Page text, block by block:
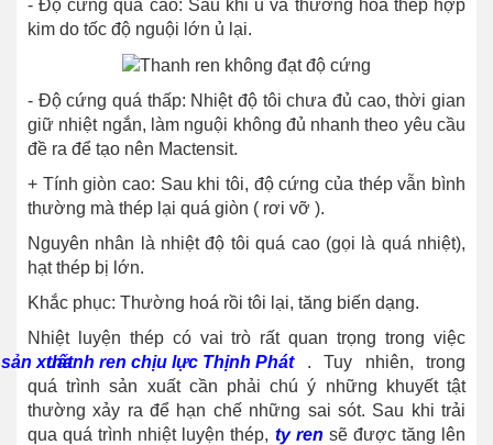
- Độ cứng quá cao: Sau khi ủ và thường hoá thép hợp
kim do tốc độ nguội lớn ủ lại.
- Độ cứng quá thấp: Nhiệt độ tôi chưa đủ cao, thời gian
giữ nhiệt ngắn, làm nguội không đủ nhanh theo yêu cầu
đề ra để tạo nên Mactensit.
+ Tính giòn cao: Sau khi tôi, độ cứng của thép vẫn bình
thường mà thép lại quá giòn ( rơi vỡ ).
Nguyên nhân là nhiệt độ tôi quá cao (gọi là quá nhiệt),
hạt thép bị lớn.
Khắc phục: Thường hoá rồi tôi lại, tăng biến dạng.
Nhiệt luyện thép có vai trò rất quan trọng trong việc
sản xuấtthanh ren chịu lực Thịnh Phát
. Tuy nhiên, trong
quá trình sản xuất cần phải chú ý những khuyết tật
thường xảy ra để hạn chế những sai sót. Sau khi trải
qua quá trình nhiệt luyện thép, ty ren sẽ được tăng lên